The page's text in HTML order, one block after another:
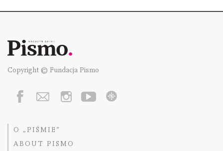
Copyright © Fundacja Pismo
O „PIŚMIE”
ABOUT PISMO